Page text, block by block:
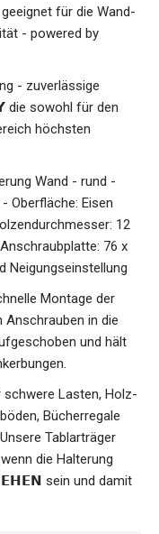
für die Wand-
- powered by
- zuverlässige
sowohl für den
höchsten
Wand - rund -
Oberfläche: Eisen
12
76 x
Neigungseinstellung
Montage der
in die
und hält
Lasten, Holz-
Bücherregale
Tablarträger
die Halterung
sein und damit